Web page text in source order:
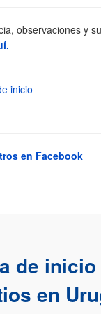
observaciones y
inicio
en Facebook
de
en